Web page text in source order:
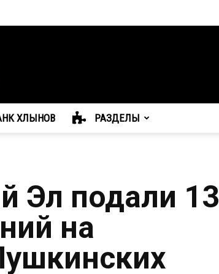
ХЛЫНОВ РАЗДЕЛЫ
Эл подали 13
на